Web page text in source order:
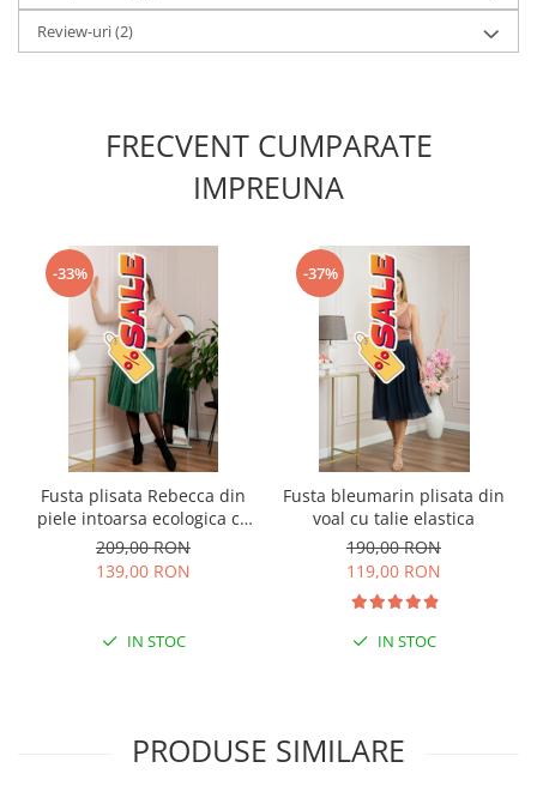
Review-uri(2)
FRECVENT CUMPARATE
IMPREUNA
-33%
Fusta plisata Rebecca din
piele intoarsa ecologica cu
centura in talie - Verde
209,00 RON
139,00 RON
IN STOC
-37%
Fusta bleumarin plisata din
voal cu talie elastica
190,00 RON
119,00 RON
IN STOC
PRODUSE SIMILARE